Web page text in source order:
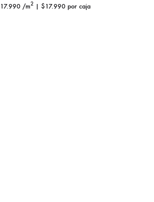
17.990 /m2 | $17.990 por caja